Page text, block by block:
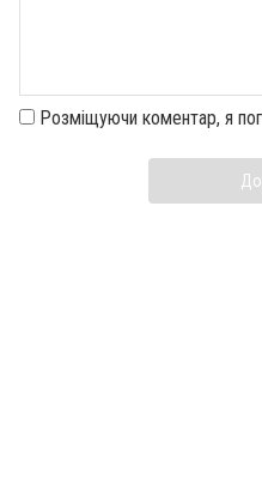
Розміщуючи коментар, я